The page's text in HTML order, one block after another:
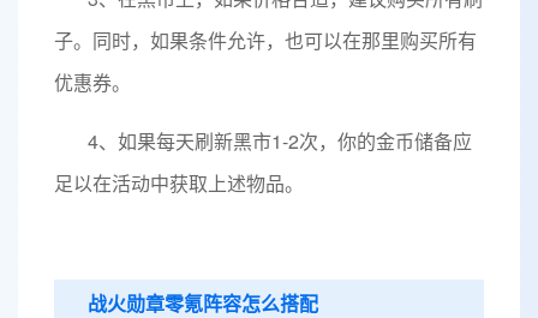
子。同时，如果条件允许，也可以在那里购买所有
优惠券。
4、如果每天刷新黑市1-2次，你的金币储备应
足以在活动中获取上述物品。
战火勋章零氪阵容怎么搭配